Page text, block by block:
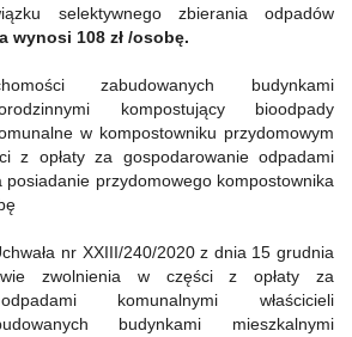
selektywnego zbierania odpadów
wynosi 108 zł /osobę.
zabudowanych budynkami
kompostujący bioodpady
w kompostowniku przydomowym
z opłaty za gospodarowanie odpadami
posiadanie przydomowego kompostownika
nr XXIII/240/2020 z dnia 15 grudnia
zwolnienia w części z opłaty za
komunalnymi właścicieli
budynkami mieszkalnymi